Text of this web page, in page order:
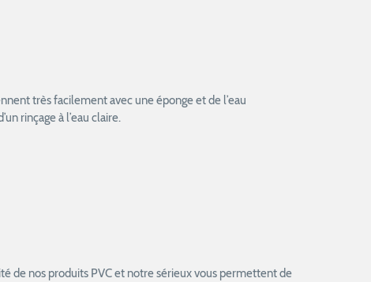
très facilement avec une éponge et de l’eau
rinçage à l’eau claire.
de nos produits PVC et notre sérieux vous permettent de